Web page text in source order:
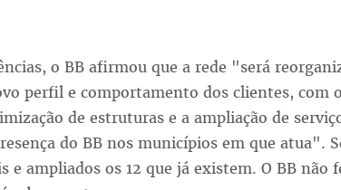
o BB afirmou que a rede "será
perfil e comportamento dos clientes, com
de estruturas e a ampliação de
do BB nos municípios em que atua".
e ampliados os 12 que já existem. O BB não